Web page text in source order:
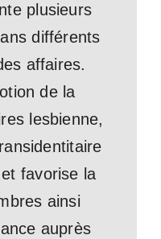
plusieurs
différents
affaires.
de la
lesbienne,
favorise la
ainsi
auprès